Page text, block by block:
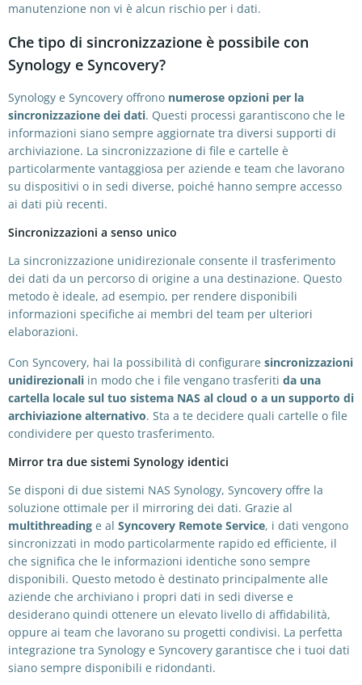
manutenzione non vi è alcun rischio per i dati.
Che tipo di sincronizzazione è possibile con
Synology e Syncovery?
Synology e Syncovery offrono numerose opzioni per la
sincronizzazione dei dati. Questi processi garantiscono che le
informazioni siano sempre aggiornate tra diversi supporti di
archiviazione. La sincronizzazione di file e cartelle è
particolarmente vantaggiosa per aziende e team che lavorano
su dispositivi o in sedi diverse, poiché hanno sempre accesso
ai dati più recenti.
Sincronizzazioni a senso unico
La sincronizzazione unidirezionale consente il trasferimento
dei dati da un percorso di origine a una destinazione. Questo
metodo è ideale, ad esempio, per rendere disponibili
informazioni specifiche ai membri del team per ulteriori
elaborazioni.
Con Syncovery, hai la possibilità di configurare sincronizzazioni
unidirezionali in modo che i file vengano trasferiti da una
cartella locale sul tuo sistema NAS al cloud o a un supporto di
archiviazione alternativo. Sta a te decidere quali cartelle o file
condividere per questo trasferimento.
Mirror tra due sistemi Synology identici
Se disponi di due sistemi NAS Synology, Syncovery offre la
soluzione ottimale per il mirroring dei dati. Grazie al
multithreading e al Syncovery Remote Service, i dati vengono
sincronizzati in modo particolarmente rapido ed efficiente, il
che significa che le informazioni identiche sono sempre
disponibili. Questo metodo è destinato principalmente alle
aziende che archiviano i propri dati in sedi diverse e
desiderano quindi ottenere un elevato livello di affidabilità,
oppure ai team che lavorano su progetti condivisi. La perfetta
integrazione tra Synology e Syncovery garantisce che i tuoi dati
siano sempre disponibili e ridondanti.